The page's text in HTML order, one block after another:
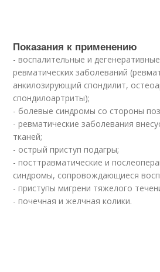
Показания к применению
- воспалительные и
ревматических заболеваний
анкилозирующий спондилит,
спондилоартриты);
- болевые синдромы со стороны
- ревматические заболевания
тканей;
- острый приступ подагры;
- посттравматические и
синдромы, сопровождающиеся
- приступы мигрени тяжелого
- почечная и желчная колики.